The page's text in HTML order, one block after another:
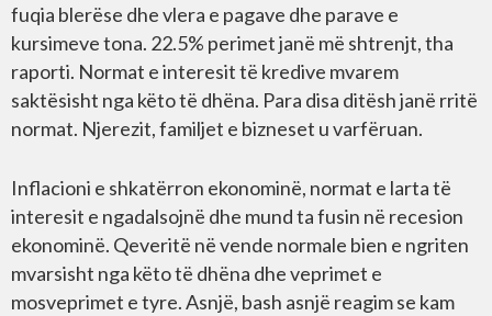
fuqia blerëse dhe vlera e pagave dhe parave e
kursimeve tona. 22.5% perimet janë më shtrenjt, tha
raporti. Normat e interesit të kredive mvarem
saktësisht nga këto të dhëna. Para disa ditësh janë rritë
normat. Njerezit, familjet e bizneset u varfëruan.
Inflacioni e shkatërron ekonominë, normat e larta të
interesit e ngadalsojnë dhe mund ta fusin në recesion
ekonominë. Qeveritë në vende normale bien e ngriten
mvarsisht nga këto të dhëna dhe veprimet e
mosveprimet e tyre. Asnjë, bash asnjë reagim se kam